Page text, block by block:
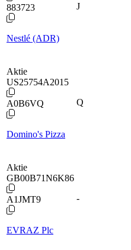
883723
Nestlé (ADR)
J
Aktie
US25754A2015
A0B6VQ
Domino's Pizza
Q
Aktie
GB00B71N6K86
A1JMT9
EVRAZ Plc
-